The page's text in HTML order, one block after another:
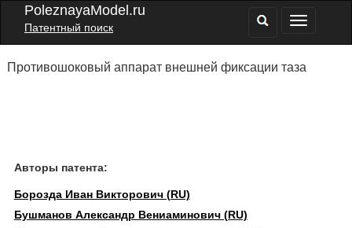
PoleznayaModel.ru
Патентный поиск
Противошоковый аппарат внешней фиксации таза
Авторы патента:
Борозда Иван Викторович (RU)
Бушманов Александр Вениаминович (RU)